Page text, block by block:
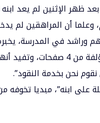
ظهر الإثنين لم يعد
أن المراهقين لم
وراشد في المدرسة،
وأوصياه بأن يسلمها لوالديهما ليلا،
نقوم نحن بخدمة النقود”.
على ابنه”، مبديا